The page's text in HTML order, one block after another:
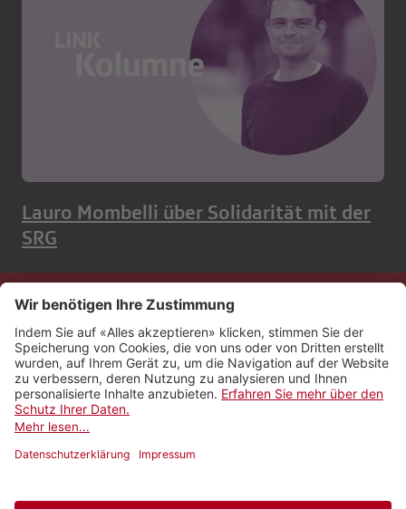
Lauro Mombelli über Solidarität mit der
SRG
Kontakt
Impressum
Rechtliches
Netiquette